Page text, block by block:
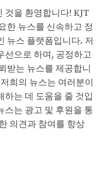
것을 환영합니다! KJT
한 뉴스를 신속하고 정
뉴스 플랫폼입니다. 저
선으로 하며, 공정하고
받는 뉴스를 제공합니
희의 뉴스는 여러분이
는 데 도움을 줄 것입
스는 광고 및 후원을 통
의견과 참여를 항상